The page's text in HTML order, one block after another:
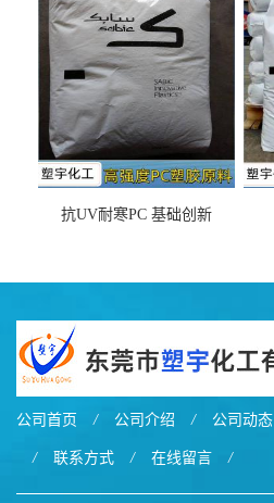
之忧
抗UV耐寒PC 基础创新
公司首页 / 公司介绍 / 公司动态
/ 联系方式 / 在线留言 /